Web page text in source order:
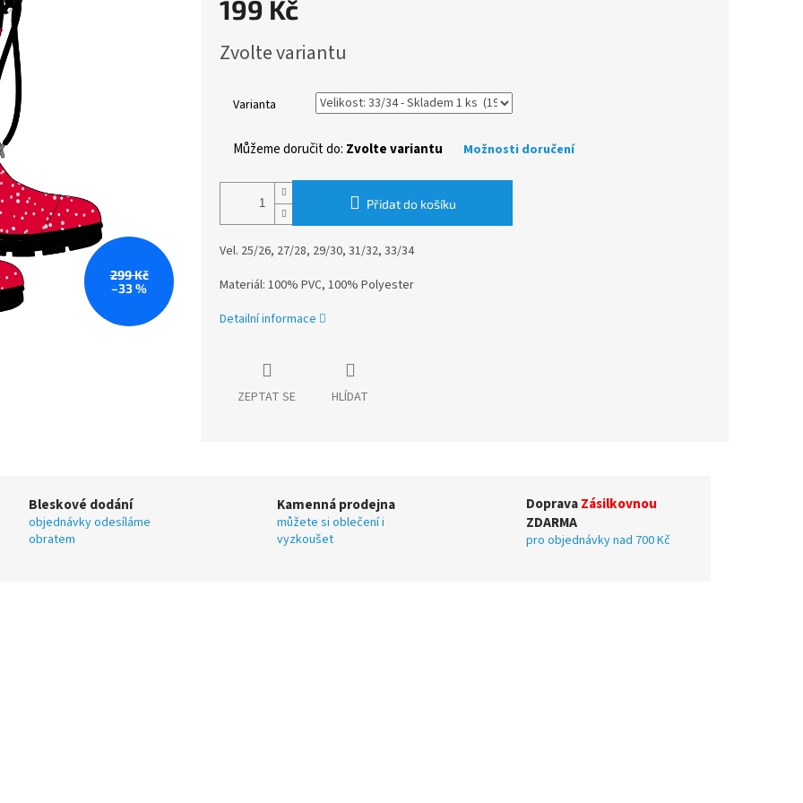
299 Kč
–33 %
199 Kč
cena:
Zvolte variantu
Varianta
Můžeme doručit do: Zvolte variantu Možnosti doručení
Přidat do košíku
Vel. 25/26, 27/28, 29/30, 31/32, 33/34
Materiál: 100% PVC, 100% Polyester
Detailní informace
ZEPTAT SE HLÍDAT
Bleskové dodání
objednávky odesíláme
obratem
Kamenná prodejna
můžete si oblečení i
vyzkoušet
DopravaZásilkovnou
ZDARMA
pro objednávky nad 700 Kč